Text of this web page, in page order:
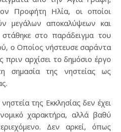
Προφήτη Ηλία, οι οποίοι
μεγάλων αποκαλύψεων και
στο παράδειγμα του
ο Οποίος νήστευσε σαράντα
πριν αρχίσει το δημόσιο έργο
σημασία της νηστείας ως
της Εκκλησίας δεν έχει
χαρακτήρα, αλλά βαθύ
Δεν αρκεί, όπως